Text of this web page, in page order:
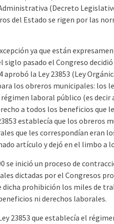
(Decreto
del Estado se rigen por las
ya que están
siglo pasado el Congreso
la Ley 23853 (Ley
los obreros municipales: los
laboral público (es
a todos los beneficios que
establecía que los obreros
que les correspondían eran
artículo y dejó en el limbo a
se inició un proceso de
dictadas por el Congresos
prohibición los miles de
ni derechos laborales.
23853 que establecía el